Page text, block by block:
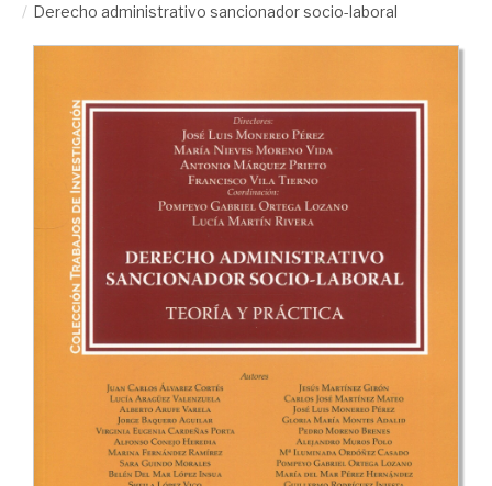
Derecho administrativo sancionador socio-laboral